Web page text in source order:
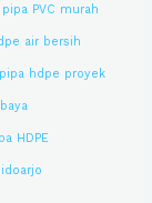
PVC murah
air bersih
pipa hdpe proyek
HDPE